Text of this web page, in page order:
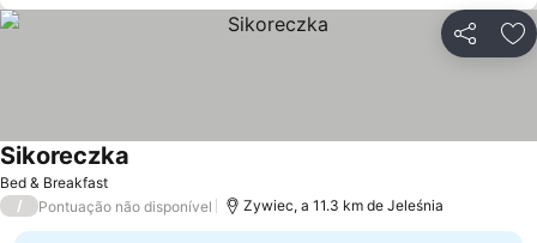
Partilhar
Bed & Breakfast
Sikoreczka
/ Pontuação não disponível Zywiec, a 11.3 km de Jeleśnia